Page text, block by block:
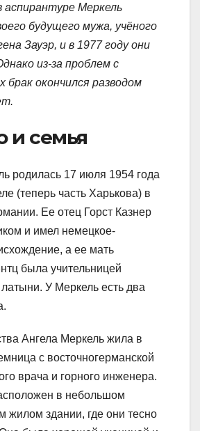
аспирантуре Меркель
будущего мужа, учёного
Зауэр, и в 1977 году они
из-за проблем с
брак окончился разводом
и семья
родилась 17 июля 1954 года
(теперь часть Харькова) в
Ее отец Горст Казнер
и имел немецкое-
а ее мать
была учительницей
латыни. У Меркель есть два
Ангела Меркель жила в
с восточногерманской
врача и горного инженера.
в небольшом
жилом здании, где они тесно